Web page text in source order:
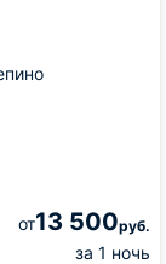
от13 500руб.
за 1 ночь